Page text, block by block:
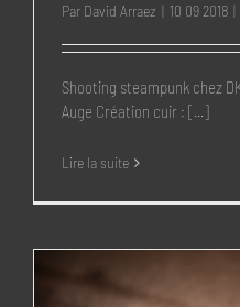
Par David Arraez | 10 09 2018 |
Shooting steampunk chez
Auge Création cuir : [...]
Lire la suite